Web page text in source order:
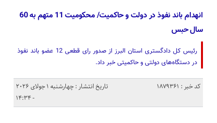
انهدام باند نفوذ در ‌دولت‌ و حاکمیت‌/ محکومیت 11 متهم به 60
سال حبس
رئیس کل دادگستری استان البرز از صدور رای قطعی 12 عضو باند نفوذ
در دستگاه‌های دولتی و حاکمیتی خبر داد.
کد خبر : 1879361
تاریخ انتشار : چهارشنبه 1 جولای 2026
- 14:34